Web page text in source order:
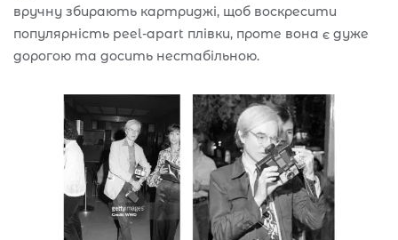
вручну збирають картриджі, щоб воскресити
популярність peel-apart плівки, проте вона є дуже
дорогою та досить нестабільною.